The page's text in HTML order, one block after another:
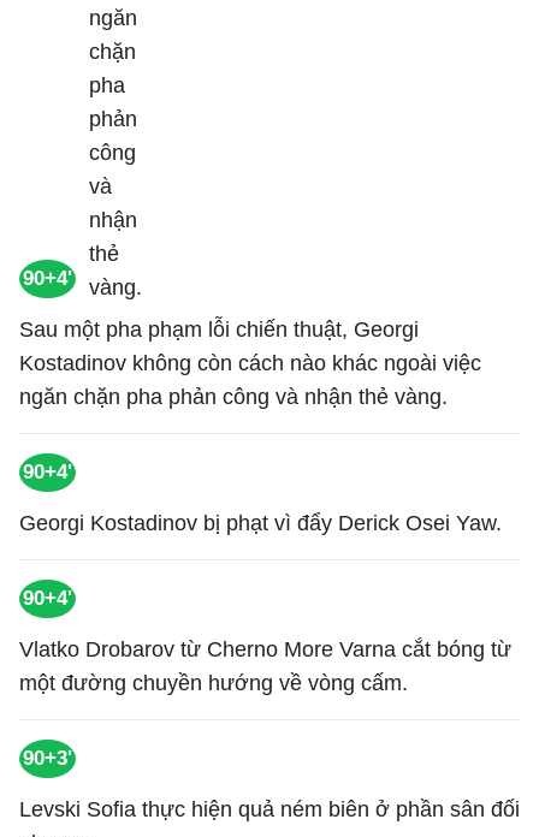
90+4'
Sau một pha phạm lỗi chiến thuật, Georgi
Kostadinov không còn cách nào khác ngoài việc
ngăn chặn pha phản công và nhận thẻ vàng.
90+4'
Georgi Kostadinov bị phạt vì đẩy Derick Osei Yaw.
90+4'
Vlatko Drobarov từ Cherno More Varna cắt bóng từ
một đường chuyền hướng về vòng cấm.
90+3'
Levski Sofia thực hiện quả ném biên ở phần sân đối